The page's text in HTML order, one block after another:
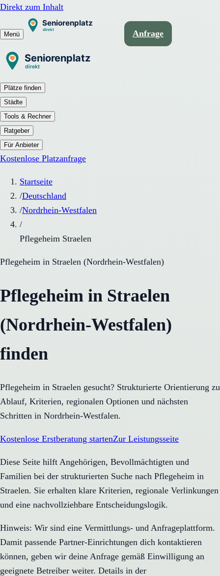
Direkt zum Inhalt
Menü Anfrage
Plätze finden
Städte
Tools & Rechner
Ratgeber
Für Anbieter
Kostenlose Platzanfrage
Startseite
/Deutschland
/Nordrhein-Westfalen
/
Pflegeheim Straelen
Pflegeheim in Straelen (Nordrhein-Westfalen)
Pflegeheim in Straelen
(Nordrhein-Westfalen)
finden
Pflegeheim in Straelen gesucht? Strukturierte Orientierung zu
Ablauf, Kriterien, regionalen Optionen und nächsten
Schritten in Nordrhein-Westfalen.
Kostenlose Erstberatung startenZur Leistungsseite
Diese Seite hilft Angehörigen, Bevollmächtigten und
Familien bei der strukturierten Suche nach Pflegeheim in
Straelen. Sie erhalten klare Kriterien, regionale Verlinkungen
und eine nachvollziehbare Entscheidungslogik.
Hinweis: Wir sind eine Vermittlungs- und Anfrageplattform.
Damit passende Partner-Einrichtungen dich kontaktieren
können, geben wir deine Anfrage gemäß Einwilligung an
geeignete Betreiber weiter. Details in der